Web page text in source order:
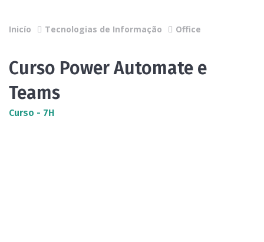
Inicío Tecnologias de Informação Office
Curso Power Automate e
Teams
Curso - 7H